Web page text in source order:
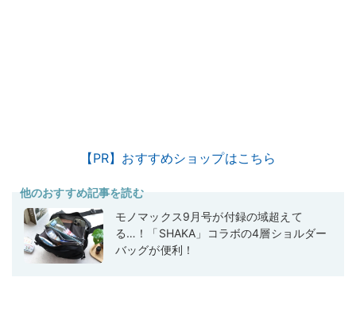
【PR】おすすめショップはこちら
他のおすすめ記事を読む
モノマックス9月号が付録の域超えて
る…！「SHAKA」コラボの4層ショルダー
バッグが便利！